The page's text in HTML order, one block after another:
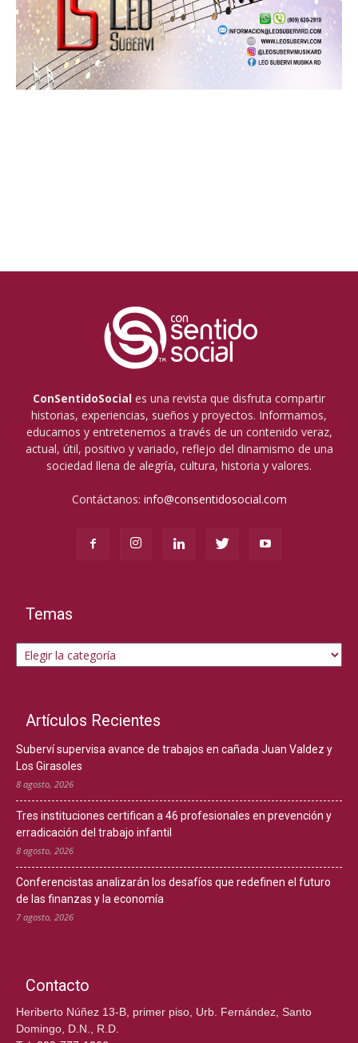
ConSentidoSocial es una revista que disfruta compartir
historias, experiencias, sueños y proyectos. Informamos,
educamos y entretenemos a través de un contenido veraz,
actual, útil, positivo y variado, reflejo del dinamismo de una
sociedad llena de alegría, cultura, historia y valores.
Contáctanos: info@consentidosocial.com
Temas
Temas
Artículos Recientes
Suberví supervisa avance de trabajos en cañada Juan Valdez y
Los Girasoles
8 agosto, 2026
Tres instituciones certifican a 46 profesionales en prevención y
erradicación del trabajo infantil
8 agosto, 2026
Conferencistas analizarán los desafíos que redefinen el futuro
de las finanzas y la economía
7 agosto, 2026
Contacto
Heriberto Núñez 13-B, primer piso, Urb. Fernández, Santo
Domingo, D.N., R.D.